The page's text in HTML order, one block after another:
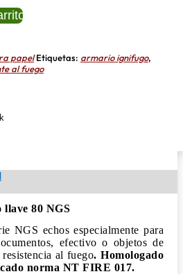
papel Etiquetas: armario ignifugo,
al fuego
80 NGS
NGS echos especialmente para
efectivo o objetos de
al fuego. Homologado
norma NT FIRE 017.